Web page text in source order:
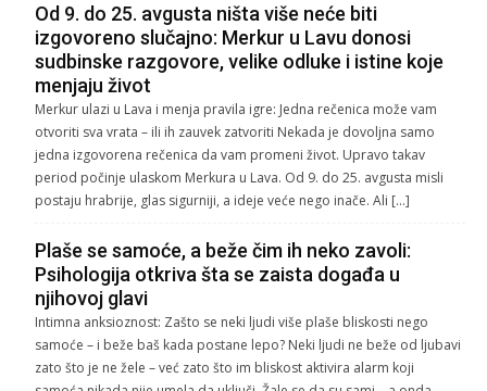
Od 9. do 25. avgusta ništa više neće biti
izgovoreno slučajno: Merkur u Lavu donosi
sudbinske razgovore, velike odluke i istine koje
menjaju život
Merkur ulazi u Lava i menja pravila igre: Jedna rečenica može vam
otvoriti sva vrata – ili ih zauvek zatvoriti Nekada je dovoljna samo
jedna izgovorena rečenica da vam promeni život. Upravo takav
period počinje ulaskom Merkura u Lava. Od 9. do 25. avgusta misli
postaju hrabrije, glas sigurniji, a ideje veće nego inače. Ali […]
Plaše se samoće, a beže čim ih neko zavoli:
Psihologija otkriva šta se zaista događa u
njihovoj glavi
Intimna anksioznost: Zašto se neki ljudi više plaše bliskosti nego
samoće – i beže baš kada postane lepo? Neki ljudi ne beže od ljubavi
zato što je ne žele – već zato što im bliskost aktivira alarm koji